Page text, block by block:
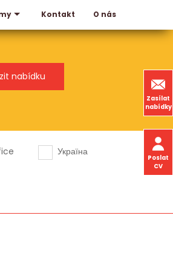
Kontakt O nás
Zasílat
nabídky
Poslat
CV
Україна